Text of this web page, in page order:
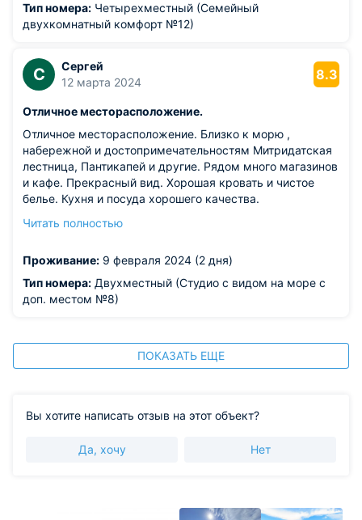
Тип номера: Четырехместный (Семейный
двухкомнатный комфорт №12)
С
Сергей
12 марта 2024
8.3
Отличное месторасположение.
Отличное месторасположение. Близко к морю ,
набережной и достопримечательностям Митридатская
лестница, Пантикапей и другие. Рядом много магазинов
и кафе. Прекрасный вид. Хорошая кровать и чистое
белье. Кухня и посуда хорошего качества.
Из недостатков: высокая слышимость. У нас в номере
Читать полностью
Проживание: 9 февраля 2024 (2 дня)
Тип номера: Двухместный (Студио с видом на море с
доп. местом №8)
ПОКАЗАТЬ ЕЩЕ
Вы хотите написать отзыв на этот объект?
Да, хочу Нет